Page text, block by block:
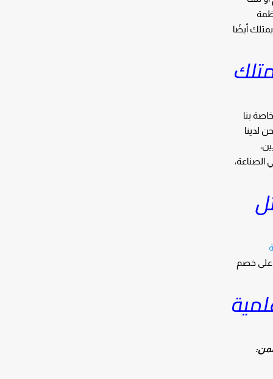
أيضًا
بنا
لدينا
الصناعة،
على خصم